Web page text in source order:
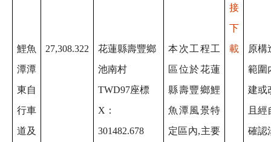
鯉魚
潭潭
東自
行車
道及
27,308.322
花蓮縣壽豐鄉
池南村
TWD97座標
X：
301482.678
本次工程工
區位於花蓮
縣壽豐鄉鯉
魚潭風景特
定區內,主要
接
下
載
原構
範圍
建或
且經
確認